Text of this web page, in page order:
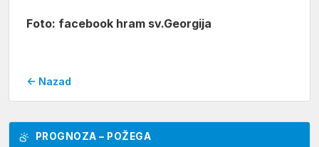
Foto: facebook hram sv.Georgija
← Nazad
PROGNOZA – POŽEGA